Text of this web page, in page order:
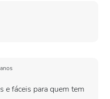
e fáceis para quem tem